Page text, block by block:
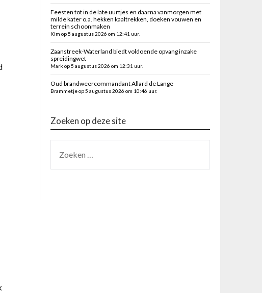
Feesten tot in de late uurtjes en daarna vanmorgen met
milde kater o.a. hekken kaaltrekken, doeken vouwen en
terrein schoonmaken
Kim op 5 augustus 2026 om 12:41 uur.
Zaanstreek-Waterland biedt voldoende opvang inzake
spreidingwet
Mark op 5 augustus 2026 om 12:31 uur.
Oud brandweercommandant Allard de Lange
Brammetje op 5 augustus 2026 om 10:46 uur.
Zoeken op deze site